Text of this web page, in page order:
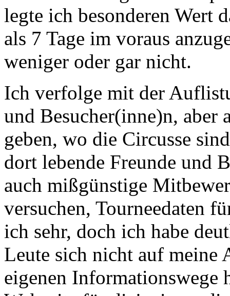
legte ich besonderen Wert
als 7 Tage im voraus
weniger oder gar nicht.
Ich verfolge mit der
und Besucher(inne)n, aber
geben, wo die Circusse
dort lebende Freunde und
auch mißgünstige
versuchen, Tourneedaten
ich sehr, doch ich habe
Leute sich nicht auf meine
eigenen Informationswege